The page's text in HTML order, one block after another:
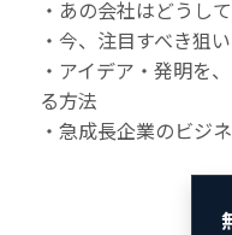
・あの会社はどうし
・今、注目すべき狙
・アイデア・発明を
る方法
・急成長企業のビジ